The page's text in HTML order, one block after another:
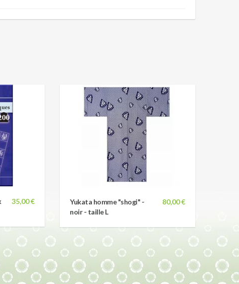
35,00 € 80,00 €
Yukata homme "shogi" -
noir - taille L